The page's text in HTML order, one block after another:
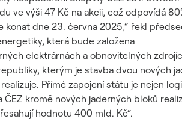
ve výši 47 Kč na akcii, což odpovídá
konat dne 23. června 2025,“ řekl
která bude založena
elektrárnách a obnovitelných
kterým je stavba dvou nových
Přímé zapojení státu je nejen
ČEZ kromě nových jaderných bloků
hodnotu 400 mld. Kč“.